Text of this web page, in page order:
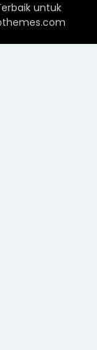
untuk